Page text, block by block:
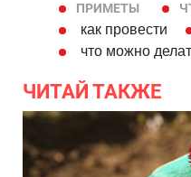
ПРИМЕТЫ
как провести
что можно
ЧИТАЙ ТАКЖЕ